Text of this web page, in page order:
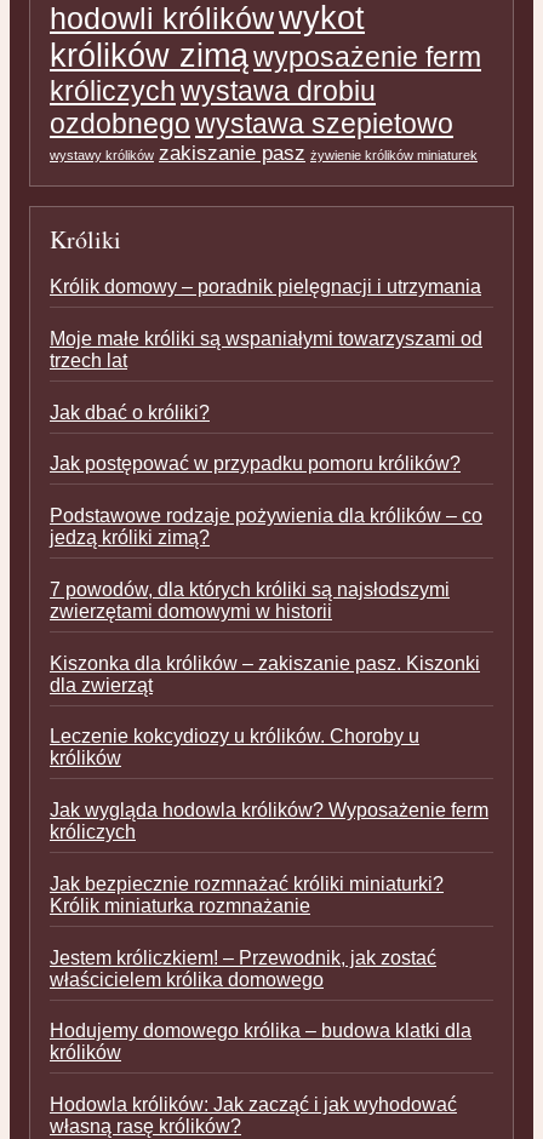
hodowli królikówwykot
królików zimąwyposażenie ferm
króliczychwystawa drobiu
ozdobnegowystawa szepietowo
wystawy królików zakiszanie pasz żywienie królików miniaturek
Króliki
Królik domowy – poradnik pielęgnacji i utrzymania
Moje małe króliki są wspaniałymi towarzyszami od
trzech lat
Jak dbać o króliki?
Jak postępować w przypadku pomoru królików?
Podstawowe rodzaje pożywienia dla królików – co
jedzą króliki zimą?
7 powodów, dla których króliki są najsłodszymi
zwierzętami domowymi w historii
Kiszonka dla królików – zakiszanie pasz. Kiszonki
dla zwierząt
Leczenie kokcydiozy u królików. Choroby u
królików
Jak wygląda hodowla królików? Wyposażenie ferm
króliczych
Jak bezpiecznie rozmnażać króliki miniaturki?
Królik miniaturka rozmnażanie
Jestem króliczkiem! – Przewodnik, jak zostać
właścicielem królika domowego
Hodujemy domowego królika – budowa klatki dla
królików
Hodowla królików: Jak zacząć i jak wyhodować
własną rasę królików?